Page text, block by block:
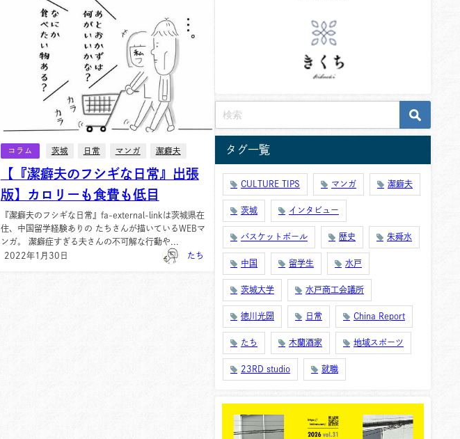
コラム 茨城 日常 マンガ 潔癖夫
【『潔癖夫のフシギな日常』出張
版】カロリーも食費も低目
『潔癖夫のフシギな日常』fa-external-linkは茨城県在
住、中国留学経験ありの たちさんが描いているWEBマ
ンガ。 潔癖症すぎる夫さんの不可解な行動や...
2022年1月30日
たち
タグ一覧
CULTURE TIPS マンガ 潔癖夫
茨城 インタビュー
バスケットボール 歴史 朱舜水
中国 留学生 水戸
茨城大学 水戸商工会議所
徳川光圀 日常 China Report
たち 木蘭酒家 地域スポーツ
23RD studio 就職